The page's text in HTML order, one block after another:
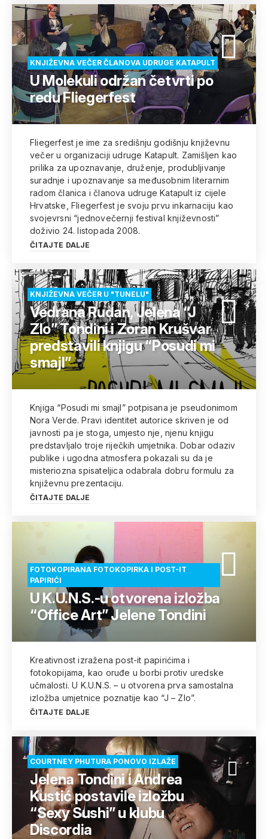
KNJIŽEVNA VEČER ČLANOVA UDRUGE KATAPULT
U Molekuli održan četvrti po
redu Fliegerfest
Fliegerfest je ime za središnju godišnju književnu
večer u organizaciji udruge Katapult. Zamišljen kao
prilika za upoznavanje, druženje, produbljivanje
suradnje i upoznavanje sa međusobnim literarnim
radom članica i članova udruge Katapult iz cijele
Hrvatske, Fliegerfest je svoju prvu inkarnaciju kao
svojevrsni “jednovečernji festival književnosti”
doživio 24. listopada 2008.
ČITAJTE DALJE
KNJIŽEVNA VEČER U "TUNELU"
Vedrana Rudan, Jelena “J
Zlo” Tondini i Zoran Krušvar
predstavili knjigu “Posudi mi
smajl”
Knjiga “Posudi mi smajl” potpisana je pseudonimom
Nora Verde. Pravi identitet autorice skriven je od
javnosti pa je stoga, umjesto nje, njenu knjigu
predstavljalo troje riječkih umjetnika. Dobar odaziv
publike i ugodna atmosfera pokazali su da je
misteriozna spisateljica odabrala dobru formulu za
književnu prezentaciju.
ČITAJTE DALJE
FOTOKOPIRANA FOTOKOPIRKA I POST-IT
PAPIRIĆI
U K.U.N.S.-u otvorena izložba
“Office Art” Jelene Tondini
Kreativnost izražena post-it papirićima i
fotokopijama, kao oruđe u borbi protiv uredske
učmalosti. U K.U.N.S. – u otvorena prva samostalna
izložba umjetnice poznatije kao “J – Zlo”.
ČITAJTE DALJE
COURTNEY PHUTURA PONOVO IZLAŽE
Jelena Tondini i Andrea
Kustić postavile izložbu
“Sexy Sushi” u klubu
Discordia